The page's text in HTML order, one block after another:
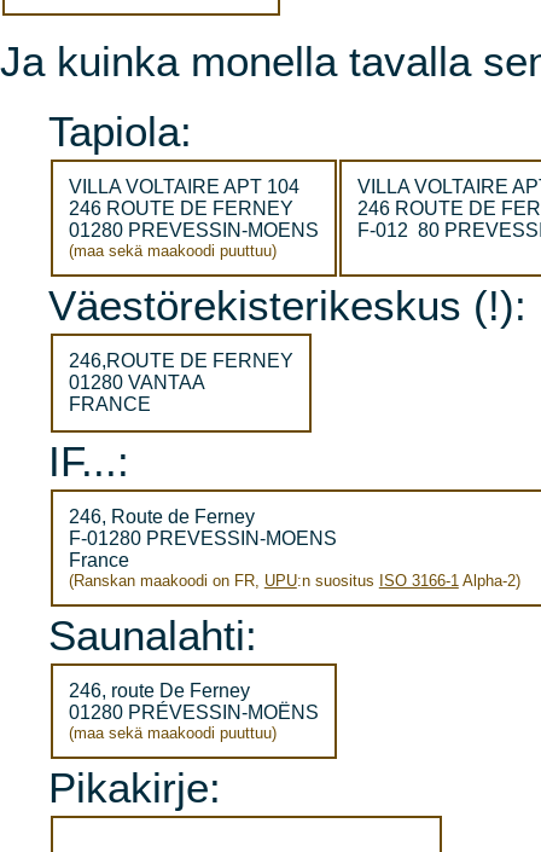
Ja kuinka monella tavalla
Tapiola:
VILLA VOLTAIRE APT 104
246 ROUTE DE FERNEY
01280 PREVESSIN-MOENS
(maa sekä maakoodi puuttuu)
VILLA VOLTAIRE
246 ROUTE DE
F-012 80
Väestörekisterikeskus (!):
246,ROUTE DE FERNEY
01280 VANTAA
FRANCE
IF...:
246, Route de Ferney
F-01280 PREVESSIN-MOENS
France
(Ranskan maakoodi on FR, UPU:n suositus ISO 3166-1 Alpha-2)
Saunalahti:
246, route De Ferney
01280 PRÉVESSIN-MOËNS
(maa sekä maakoodi puuttuu)
Pikakirje: